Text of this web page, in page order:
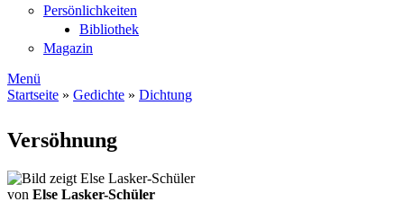
Persönlichkeiten
Bibliothek
Magazin
Menü
Startseite » Gedichte » Dichtung
Versöhnung
von Else Lasker-Schüler